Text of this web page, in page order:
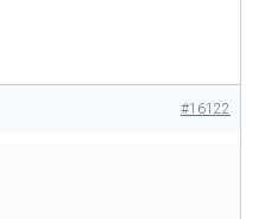
#16122